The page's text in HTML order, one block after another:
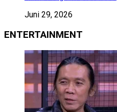
Juni 29, 2026
ENTERTAINMENT